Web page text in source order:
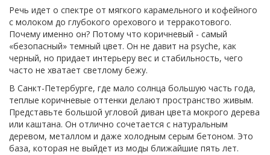
Речь идет о спектре от мягкого карамельного и кофейного
с молоком до глубокого орехового и терракотового.
Почему именно он? Потому что коричневый - самый
«безопасный» темный цвет. Он не давит на psyche, как
черный, но придает интерьеру вес и стабильность, чего
часто не хватает светлому бежу.
В Санкт-Петербурге, где мало солнца большую часть года,
теплые коричневые оттенки делают пространство живым.
Представьте большой угловой диван цвета мокрого дерева
или каштана. Он отлично сочетается с натуральным
деревом, металлом и даже холодным серым бетоном. Это
база, которая не выйдет из моды ближайшие пять лет.